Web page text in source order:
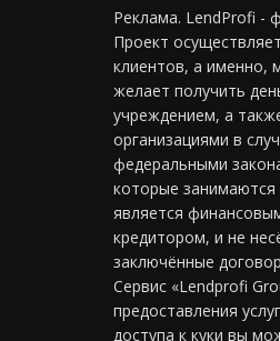
Реклама. LendProfi -
Проект
клиентов, а именно,
желает получить
учреждением, а
организациями в
федеральными
которые занимаются
является
кредитором, и не
заключённые
Сервис «Lendprofi
предоставления
доступа к куки вы